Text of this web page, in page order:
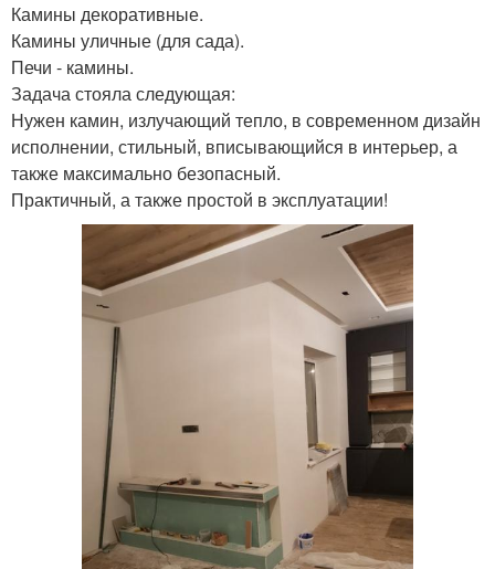
Камины декоративные.
Камины уличные (для сада).
Печи - камины.
Задача стояла следующая:
Нужен камин, излучающий тепло, в современном дизайн
исполнении, стильный, вписывающийся в интерьер, а
также максимально безопасный.
Практичный, а также простой в эксплуатации!